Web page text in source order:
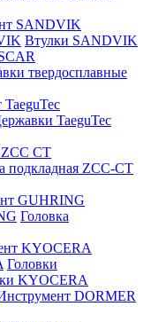
SANDVIK
Втулки SANDVIK
твердосплавные
TaeguTec
CT
подкладная ZCC-CT
GUHRING
Головка
KYOCERA
Головки
KYOCERA
DORMER